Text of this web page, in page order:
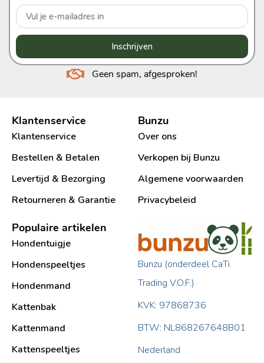
Inschrijven
Geen spam, afgesproken!
Klantenservice
Klantenservice
Bestellen & Betalen
Levertijd & Bezorging
Retourneren & Garantie
Bunzu
Over ons
Verkopen bij Bunzu
Algemene voorwaarden
Privacybeleid
Populaire artikelen
Hondentuigje
Hondenspeeltjes
Hondenmand
Kattenbak
Kattenmand
Kattenspeeltjes
Bunzu (onderdeel CaTi
Trading V.O.F.)
KVK: 97868736
BTW: NL868267648B01
Nederland